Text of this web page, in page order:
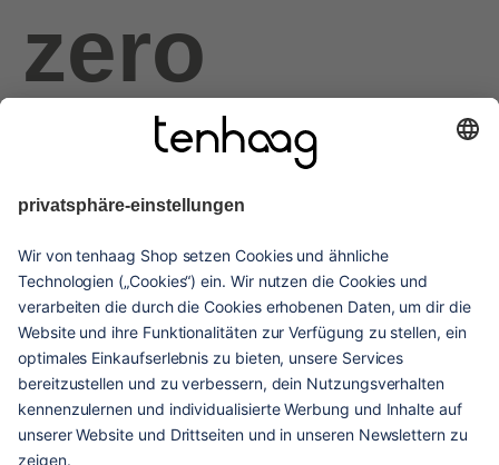
zero
haags
given
hilfe & service
kontakt